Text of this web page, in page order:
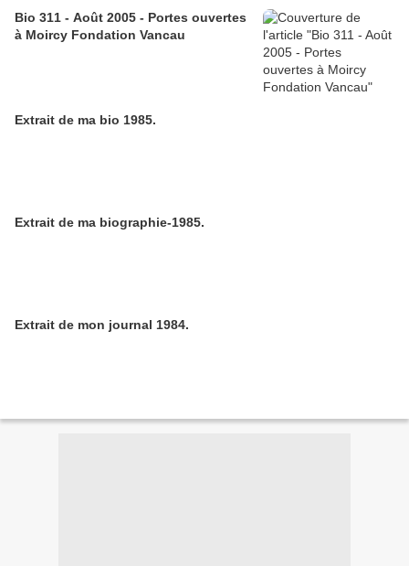
Bio 311 - Août 2005 - Portes ouvertes
à Moircy Fondation Vancau
Extrait de ma bio 1985.
Extrait de ma biographie-1985.
Extrait de mon journal 1984.